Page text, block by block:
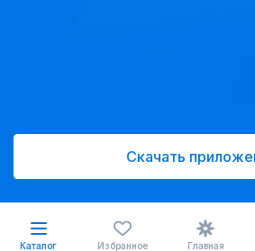
Скачать
Каталог Избранное Главная